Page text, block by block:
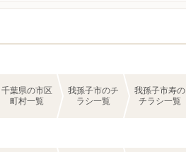
千葉県の市区
町村一覧
我孫子市のチ
ラシ一覧
我孫子市寿の
チラシ一覧